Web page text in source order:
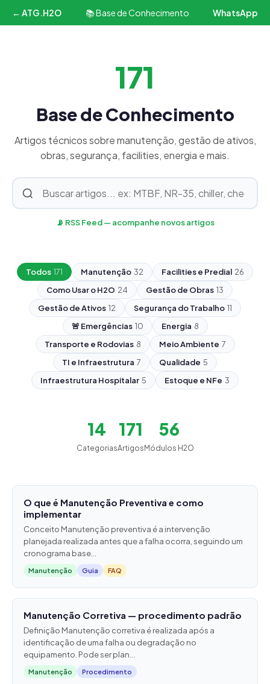
← ATG.H2O 📚 Base de Conhecimento WhatsApp
171
Base de Conhecimento
Artigos técnicos sobre manutenção, gestão de ativos,
obras, segurança, facilities, energia e mais.
📡 RSS Feed — acompanhe novos artigos
Todos 171 Manutenção 32 Facilities e Predial 26
Como Usar o H2O 24 Gestão de Obras 13
Gestão de Ativos 12 Segurança do Trabalho 11
🚨 Emergências 10 Energia 8
Transporte e Rodovias 8 Meio Ambiente 7
TI e Infraestrutura 7 Qualidade 5
Infraestrutura Hospitalar 5 Estoque e NFe 3
14
Categorias
171
Artigos
56
Módulos H2O
O que é Manutenção Preventiva e como
implementar
Conceito Manutenção preventiva é a intervenção
planejada realizada antes que a falha ocorra, seguindo um
cronograma base...
Manutenção Guia FAQ
Manutenção Corretiva — procedimento padrão
Definição Manutenção corretiva é realizada após a
identificação de uma falha ou degradação no
equipamento. Pode ser plan...
Manutenção Procedimento